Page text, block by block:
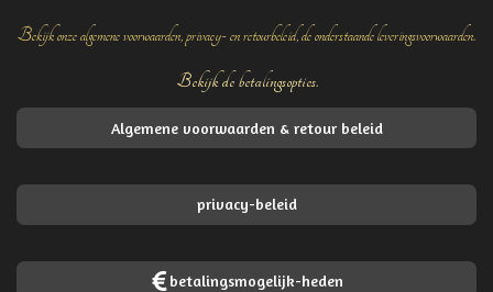
Bekijk onze algemene voorwaarden, privacy- en retourbeleid, de onderstaande leveringsvoorwaarden.
Bekijk de betalingsopties.
Algemene voorwaarden & retour beleid
privacy-beleid
betalingsmogelijk-heden